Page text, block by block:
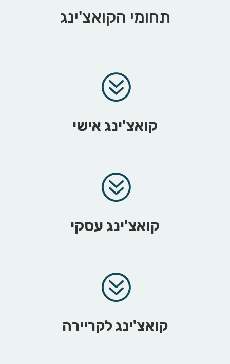
תחומי הקואצ'ינג
?
קואצ'ינג אישי
?
קואצ'ינג עסקי
?
קואצ'ינג לקריירה